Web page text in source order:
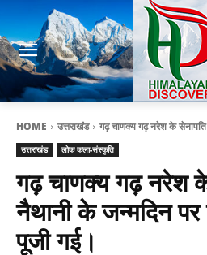
HOME उत्तराखंड गढ़ चाणक्य गढ़ नरेश के
उत्तराखंड लोक कला-संस्कृति
गढ़ चाणक्य गढ़ नरेश के
नैथानी के जन्मदिन
पूजी गई।